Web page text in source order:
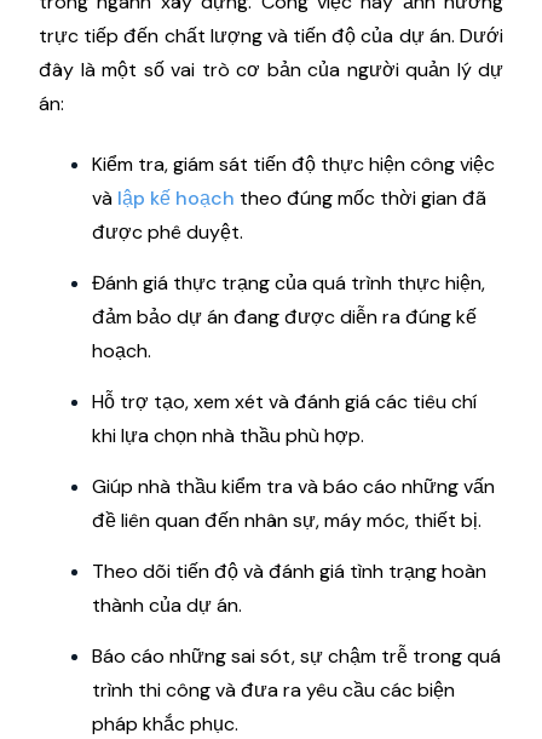
trực tiếp đến chất lượng và tiến độ của dự án. Dưới
đây là một số vai trò cơ bản của người quản lý dự
án:
Kiểm tra, giám sát tiến độ thực hiện công việc
và lập kế hoạch theo đúng mốc thời gian đã
được phê duyệt.
Đánh giá thực trạng của quá trình thực hiện,
đảm bảo dự án đang được diễn ra đúng kế
hoạch.
Hỗ trợ tạo, xem xét và đánh giá các tiêu chí
khi lựa chọn nhà thầu phù hợp.
Giúp nhà thầu kiểm tra và báo cáo những vấn
đề liên quan đến nhân sự, máy móc, thiết bị.
Theo dõi tiến độ và đánh giá tình trạng hoàn
thành của dự án.
Báo cáo những sai sót, sự chậm trễ trong quá
trình thi công và đưa ra yêu cầu các biện
pháp khắc phục.